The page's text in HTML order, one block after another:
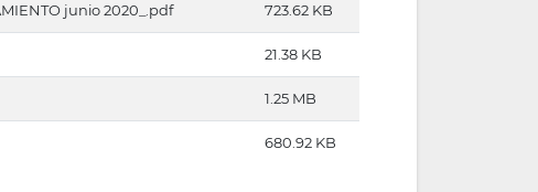
junio 2020_.pdf 723.62 KB
21.38 KB
1.25 MB
680.92 KB